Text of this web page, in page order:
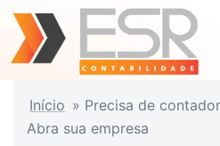
Início » Precisa de
Abra sua empresa